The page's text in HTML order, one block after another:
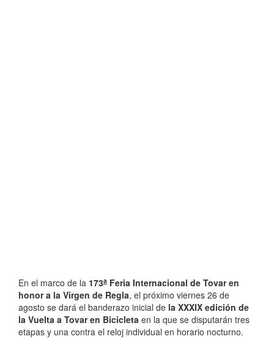
En el marco de la 173a Feria Internacional de Tovar en
honor a la Virgen de Regla, el próximo viernes 26 de
agosto se dará el banderazo inicial de la XXXIX edición de
la Vuelta a Tovar en Bicicleta en la que se disputarán tres
etapas y una contra el reloj individual en horario nocturno.